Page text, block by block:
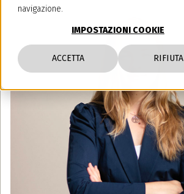
navigazione.
IMPOSTAZIONI COOKIE
ACCETTA RIFIUTA